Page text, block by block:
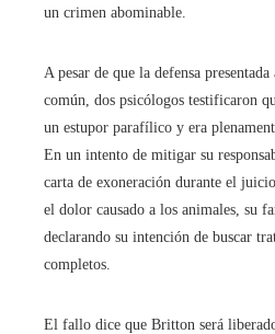
un crimen abominable.
A pesar de que la defensa
común, dos psicólogos testificaron
un estupor parafílico y era
En un intento de mitigar su
carta de exoneración durante el
el dolor causado a los animales, su
declarando su intención de buscar
completos.
El fallo dice que Britton será